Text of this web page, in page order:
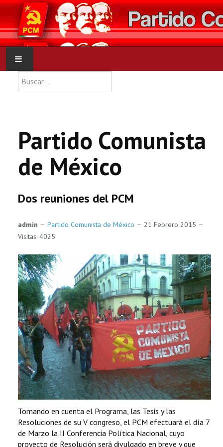
INICIO
NOTICIAS
DOCUMENTOS
Buscar
Partido Comunista
de México
Dos reuniones del PCM
admin Partido Comunista de México
21 Febrero 2015
Visitas: 4025
Tomando en cuenta el Programa, las Tesis y las
Resoluciones de su V congreso, el PCM efectuará el día 7
de Marzo la II Conferencia Política Nacional, cuyo
proyecto de Resolución será divulgado en breve y que